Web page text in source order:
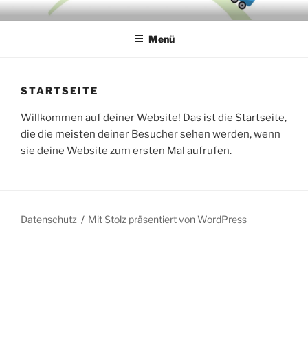
Zum
InhaltCARL-VON-OSSIETZKY-
GRUNDSCHULE
Menü
STARTSEITE
Willkommen auf deiner Website! Das ist die Startseite,
die die meisten deiner Besucher sehen werden, wenn
sie deine Website zum ersten Mal aufrufen.
Datenschutz Mit Stolz präsentiert von WordPress